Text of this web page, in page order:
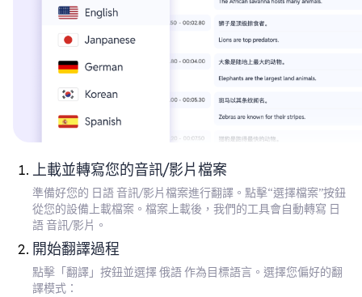
上載並轉寫您的音訊/影片檔案
準備好您的 日語 音訊/影片檔案進行翻譯。點擊“選擇檔案”按鈕
從您的設備上載檔案。檔案上載後，我們的工具會自動轉寫 日
語 音訊/影片。
開始翻譯過程
點擊「翻譯」按鈕並選擇 俄語 作為目標語言。選擇您偏好的翻
譯模式：